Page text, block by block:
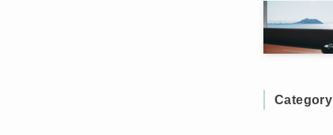
Category